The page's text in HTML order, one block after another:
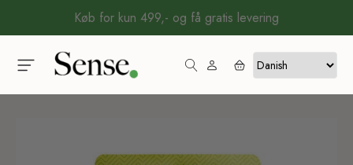
Køb for kun 499,- og få gratis levering